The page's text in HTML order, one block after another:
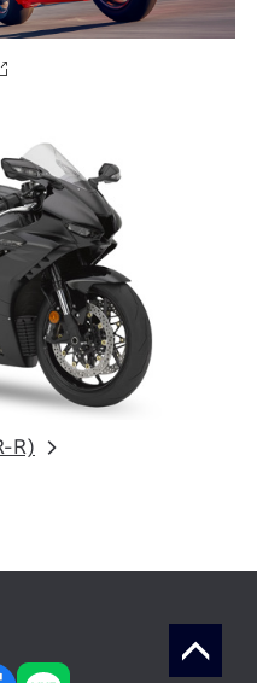
R)